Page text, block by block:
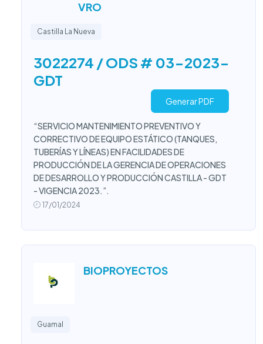
VRO
Castilla La Nueva
3022274 / ODS # 03-2023-
GDT
Generar PDF
“SERVICIO MANTENIMIENTO PREVENTIVO Y
CORRECTIVO DE EQUIPO ESTÁTICO (TANQUES,
TUBERÍAS Y LÍNEAS) EN FACILIDADES DE
PRODUCCIÓN DE LA GERENCIA DE OPERACIONES
DE DESARROLLO Y PRODUCCIÓN CASTILLA - GDT
- VIGENCIA 2023.”.
17/01/2024
BIOPROYECTOS
Guamal